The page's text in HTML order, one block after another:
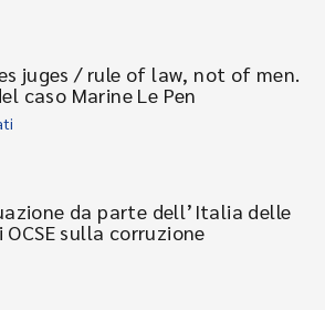
juges / rule of law, not of men.
caso Marine Le Pen
da parte dell’Italia delle
sulla corruzione